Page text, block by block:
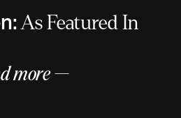
As Featured In
more —